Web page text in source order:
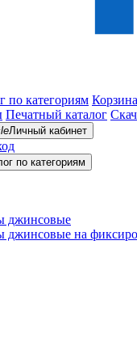
по категориям Корзина
Печатный каталог
Личный кабинет
по категориям
джинсовые
джинсовые на